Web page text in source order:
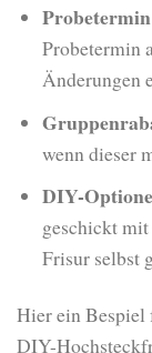
Probetermin
Änderungen
wenn dieser
DIY-
geschickt
Frisur selbst
Hier ein Bespiel
DIY-